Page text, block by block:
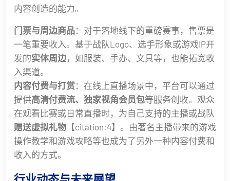
内容创造的能力。
门票与周边商品：对于落地线下的重磅赛事，售票是
一笔重要收入。基于战队Logo、选手形象或游戏IP开
发的实体周边，如服装、手办、文具等，也能拓宽收
入渠道。
内容付费与打赏：在线上直播场景中，平台可以通过
提供高清付费流、独家视角会员包等服务创收。观众
在观看比赛或日常直播时，为自己支持的主播或战队
赠送虚拟礼物 【citation:4】。由著名主播带来的游戏
操作教学和游戏攻略等也成为了另外一种内容付费和
收入的方式。